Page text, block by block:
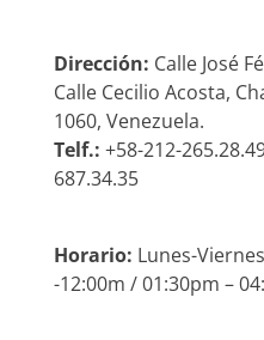
Dirección: Calle José
Calle Cecilio Acosta,
1060, Venezuela.
Telf.: +58-212-
687.34.35
Horario: Lunes-
-12:00m / 01:30pm –